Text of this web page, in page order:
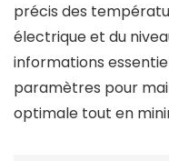
précis des
électrique et du
informations
paramètres pour
optimale tout en